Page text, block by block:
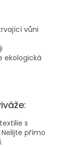
vůni
ekologická
s
přímo